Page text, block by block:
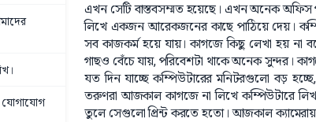
যোগাযোগ
এখন সেটি বাস্তবসম্মত হয়েছে। এখন অনেক অফিস
লিখে একজন আরেকজনের কাছে পাঠিয়ে দেয়।
সব কাজকর্ম হয়ে যায়। কাগজে কিছু লেখা হয় না
গাছও বেঁচে যায়, পরিবেশটা থাকে অনেক সুন্দর।
যত দিন যাচ্ছে কম্পিউটারের মনিটরগুলো বড়
তরুণরা আজকাল কাগজে না লিখে কম্পিউটারে
তুলে সেগুলো প্রিন্ট করতে হতো। আজকাল ক্যামেরায়